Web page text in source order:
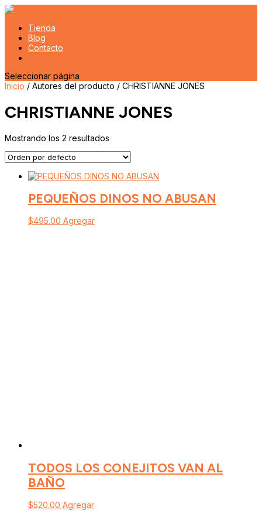
Tienda
Blog
Contacto
Seleccionar página
Inicio / Autores del producto / CHRISTIANNE JONES
CHRISTIANNE JONES
Mostrando los 2 resultados
PEQUEÑOS DINOS NO ABUSAN
$495.00 Agregar
TODOS LOS CONEJITOS VAN AL
BAÑO
$520.00 Agregar